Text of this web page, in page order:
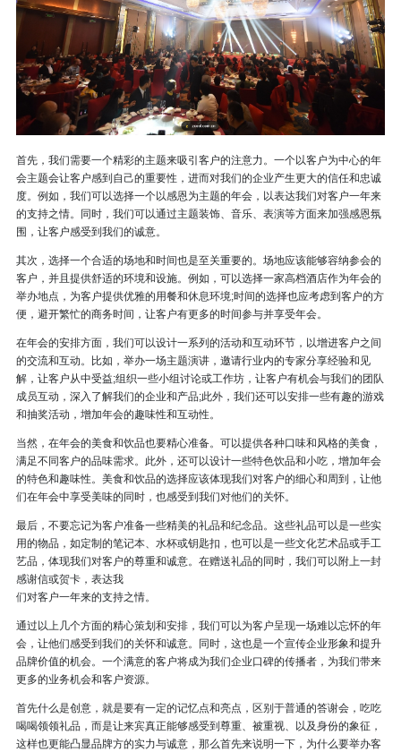
首先，我们需要一个精彩的主题来吸引客户的注意力。一个以客户为中心的年
会主题会让客户感到自己的重要性，进而对我们的企业产生更大的信任和忠诚
度。例如，我们可以选择一个以感恩为主题的年会，以表达我们对客户一年来
的支持之情。同时，我们可以通过主题装饰、音乐、表演等方面来加强感恩氛
围，让客户感受到我们的诚意。
其次，选择一个合适的场地和时间也是至关重要的。场地应该能够容纳参会的
客户，并且提供舒适的环境和设施。例如，可以选择一家高档酒店作为年会的
举办地点，为客户提供优雅的用餐和休息环境;时间的选择也应考虑到客户的方
便，避开繁忙的商务时间，让客户有更多的时间参与并享受年会。
在年会的安排方面，我们可以设计一系列的活动和互动环节，以增进客户之间
的交流和互动。比如，举办一场主题演讲，邀请行业内的专家分享经验和见
解，让客户从中受益;组织一些小组讨论或工作坊，让客户有机会与我们的团队
成员互动，深入了解我们的企业和产品;此外，我们还可以安排一些有趣的游戏
和抽奖活动，增加年会的趣味性和互动性。
当然，在年会的美食和饮品也要精心准备。可以提供各种口味和风格的美食，
满足不同客户的品味需求。此外，还可以设计一些特色饮品和小吃，增加年会
的特色和趣味性。美食和饮品的选择应该体现我们对客户的细心和周到，让他
们在年会中享受美味的同时，也感受到我们对他们的关怀。
最后，不要忘记为客户准备一些精美的礼品和纪念品。这些礼品可以是一些实
用的物品，如定制的笔记本、水杯或钥匙扣，也可以是一些文化艺术品或手工
艺品，体现我们对客户的尊重和诚意。在赠送礼品的同时，我们可以附上一封
感谢信或贺卡，表达我
们对客户一年来的支持之情。
通过以上几个方面的精心策划和安排，我们可以为客户呈现一场难以忘怀的年
会，让他们感受到我们的关怀和诚意。同时，这也是一个宣传企业形象和提升
品牌价值的机会。一个满意的客户将成为我们企业口碑的传播者，为我们带来
更多的业务机会和客户资源。
首先什么是创意，就是要有一定的记忆点和亮点，区别于普通的答谢会，吃吃
喝喝领领礼品，而是让来宾真正能够感受到尊重、被重视、以及身份的象征，
这样也更能凸显品牌方的实力与诚意，那么首先来说明一下，为什么要举办客